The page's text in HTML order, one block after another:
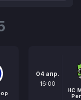
04 апр.
16:00
HC